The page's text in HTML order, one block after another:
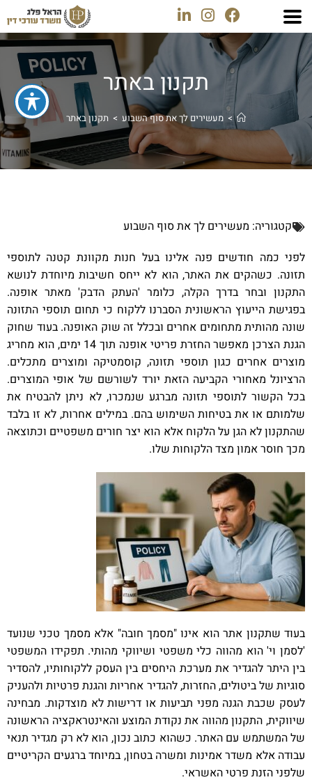
תקנון באתר
> מעשירים לך את סוף השבוע > תקנון באתר
קטגוריה: מעשירים לך את סוף השבוע
לפני כמה חודשים פנה אלינו בעל חנות מקוונת קטנה לתוספי
תזונה. כשהקים את האתר, הוא לא ייחס חשיבות מיוחדת לנושא
התקנון ובחר בדרך הקלה, כלומר 'העתק הדבק' מאתר אופנה.
בפגישת הייעוץ הראשונית הסברנו ללקוח כי תחום תוספי התזונה
שונה מהותית מתחומים אחרים ובכלל זה שוק האופנה. בעוד שחוק
הגנת הצרכן מאפשר החזרת פריטי אופנה תוך 14 ימים, הוא מחריג
מוצרים אחרים כגון תוספי תזונה, קוסמטיקה ומוצרים מתכלים.
הרציונל מאחורי הקביעה הזאת יורד לשורשם של אופי המוצרים.
בכל הקשור לתוספי תזונה מברגע שנמכרו, לא ניתן להבטיח את
שלמותם או את בטיחות השימוש בהם. במילים אחרות, לא זו בלבד
שהתקנון לא הגן על הלקוח אלא הוא יצר חורים משפטיים וכתוצאה
מכך חוסר אמון מצד הלקוחות שלו.
בעוד שתקנון אתר הוא אינו "מסמך חובה" אלא מסמך טכני שנועד
'לסמן וי' הוא מהווה כלי משפטי ושיווקי מהותי. תפקידו המשפטי
בין היתר להגדיר את מערכת היחסים בין העסק ללקוחותיו, להסדיר
סוגיות של ביטולים, החזרות, להגדיר אחריות והגנת פרטיות ולהעניק
לעסק שכבת הגנה מפני תביעות או דרישות לא מוצדקות. מבחינה
שיווקית, התקנון מהווה את נקודת המוצע והאינטראקציה הראשונה
של המשתמש עם האתר. כשהוא כתוב נכון, הוא לא רק מגדיר תנאי
עבודה אלא משדר אמינות ומשרה בטחון, במיוחד ברגעים הקריטיים
שלפני הזנת פרטי האשראי.